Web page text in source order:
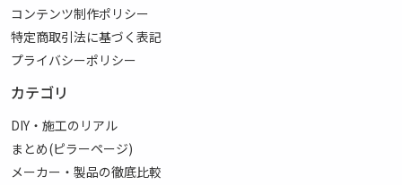
コンテンツ制作ポリシー
特定商取引法に基づく表記
プライバシーポリシー
カテゴリ
DIY・施工のリアル
まとめ(ピラーページ)
メーカー・製品の徹底比較